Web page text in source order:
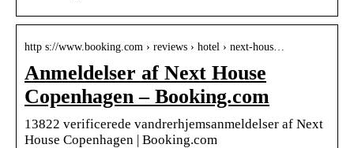
http s://www.booking.com › reviews › hotel › next-hous…
Anmeldelser af Next House
Copenhagen – Booking.com
13822 verificerede vandrerhjemsanmeldelser af Next
House Copenhagen | Booking.com